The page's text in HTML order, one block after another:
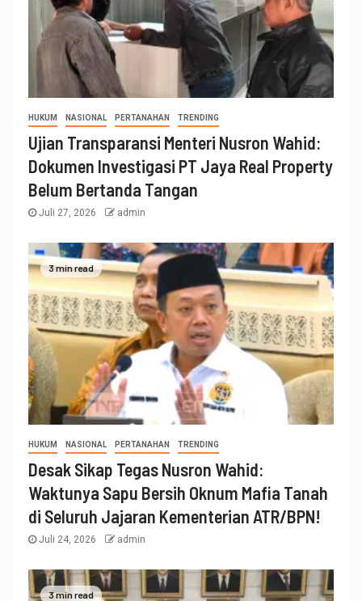
HUKUM NASIONAL PERTANAHAN TRENDING
Ujian Transparansi Menteri Nusron Wahid:
Dokumen Investigasi PT Jaya Real Property
Belum Bertanda Tangan
Juli 27, 2026 admin
3 min read
HUKUM NASIONAL PERTANAHAN TRENDING
Desak Sikap Tegas Nusron Wahid:
Waktunya Sapu Bersih Oknum Mafia Tanah
di Seluruh Jajaran Kementerian ATR/BPN!
Juli 24, 2026 admin
3 min read